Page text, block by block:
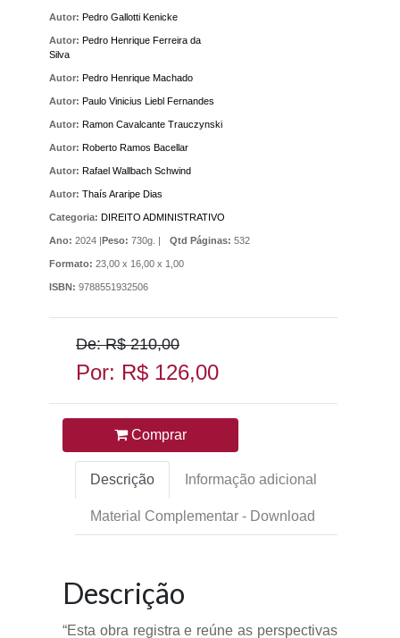
Autor: Pedro Gallotti Kenicke
Autor: Pedro Henrique Ferreira da
Silva
Autor: Pedro Henrique Machado
Autor: Paulo Vinicius Liebl Fernandes
Autor: Ramon Cavalcante Trauczynski
Autor: Roberto Ramos Bacellar
Autor: Rafael Wallbach Schwind
Autor: Thaís Araripe Dias
Categoria: DIREITO ADMINISTRATIVO
Ano: 2024 |Peso: 730g. | Qtd Páginas: 532
Formato: 23,00 x 16,00 x 1,00
ISBN: 9788551932506
De: R$ 210,00
Por: R$ 126,00
Comprar
Descrição Informação adicional
Material Complementar - Download
Descrição
“Esta obra registra e reúne as perspectivas